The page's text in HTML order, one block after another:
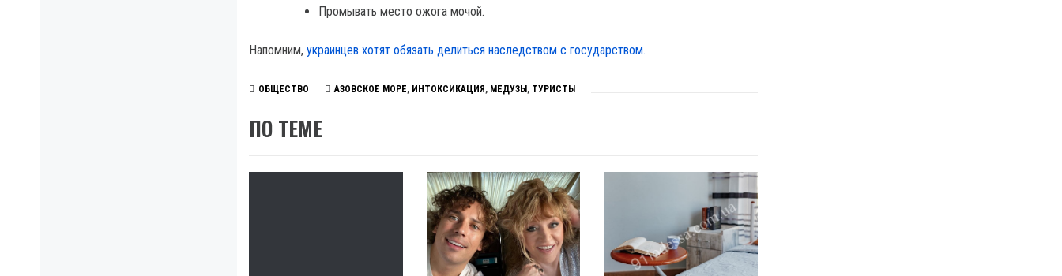
Промывать место ожога мочой.
Напомним, украинцев хотят обязать делиться наследством с государством.
ОБЩЕСТВО АЗОВСКОЕ МОРЕ, ИНТОКСИКАЦИЯ , МЕДУЗЫ , ТУРИСТЫ
ПО ТЕМЕ